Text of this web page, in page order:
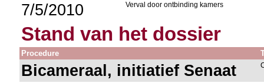
7/5/2010 Verval door ontbinding kamers
Stand van het dossier
Procedure
Bicameraal, initiatief Senaat